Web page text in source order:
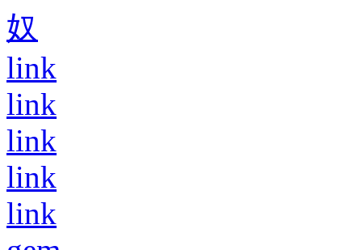
奴
link
link
link
link
link